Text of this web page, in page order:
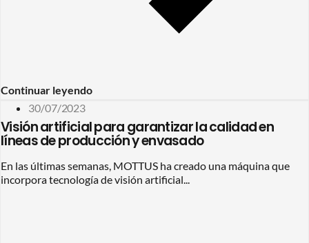
Continuar leyendo
30/07/2023
Visión artificial para garantizar la calidad en
líneas de producción y envasado
En las últimas semanas, MOTTUS ha creado una máquina que
incorpora tecnología de visión artificial...